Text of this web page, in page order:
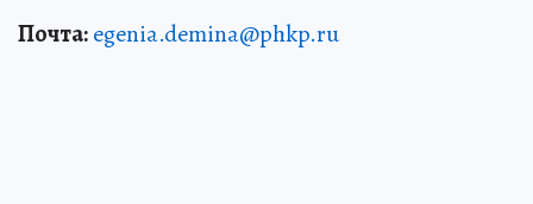
Почта:egenia.demina@phkp.ru